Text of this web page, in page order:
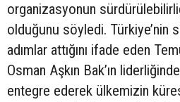
organizasyonun
olduğunu söyledi. Türkiye’nin
adımlar attığını ifade eden
Osman Aşkın Bak’ın
entegre ederek ülkemizin